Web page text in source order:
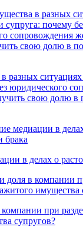
разных
юридического
свою долю
в делах о
при
супругов?